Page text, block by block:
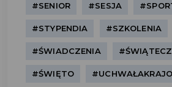
#SENIOR #SESJA
#STYPENDIA #SZKOLENIA
#ŚWIADCZENIA
#ŚWIĘTO